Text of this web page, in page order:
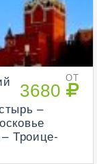
ОТ
3680
–
Троице-